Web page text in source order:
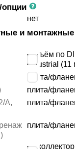
опции
нет
и монтажные
разъём по
industrial (11
плита/
плита/
A,
плита/
плита/
на